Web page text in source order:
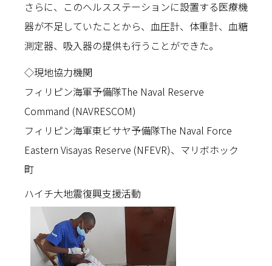
さらに、このヘルスステーションに設置する医療機
器が不足していたことから、血圧計、体重計、血糖
測定器、吸入器の提供も行うことができた。
◇現地協力機関
フィリピン海軍予備隊The Naval Reserve
Command (NAVRESCOM)
フィリピン海軍東ビサヤ予備隊The Naval Force
Eastern Visayas Reserve (NFEVR)、マリボホック
町
ハイチ大地震復興支援活動